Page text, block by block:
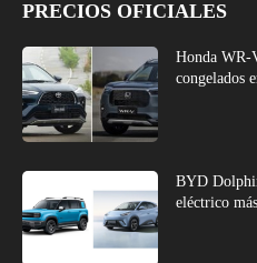
PRECIOS OFICIALES
Honda WR-
congelados
BYD
eléctrico